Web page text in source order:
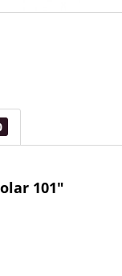
101"